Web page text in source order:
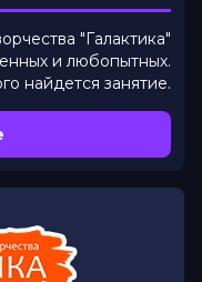
"Галактика"
и любопытных.
найдется занятие.